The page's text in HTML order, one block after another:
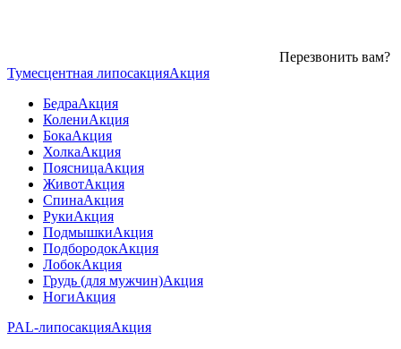
Перезвонить вам?
Тумесцентная липосакцияАкция
БедраАкция
КолениАкция
БокаАкция
ХолкаАкция
ПоясницаАкция
ЖивотАкция
СпинаАкция
РукиАкция
ПодмышкиАкция
ПодбородокАкция
ЛобокАкция
Грудь (для мужчин)Акция
НогиАкция
PAL-липосакцияАкция